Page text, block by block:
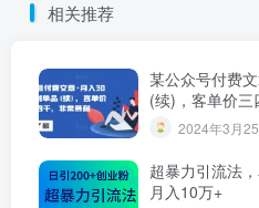
相关推荐
某公众号付费
(续)，客单价三
2024年3月
超暴力引流法
月入10万+